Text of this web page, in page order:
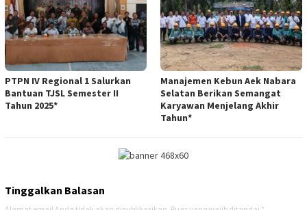
PTPN IV Regional 1 Salurkan
Bantuan TJSL Semester II
Tahun 2025*
Manajemen Kebun Aek Nabara
Selatan Berikan Semangat
Karyawan Menjelang Akhir
Tahun*
Tinggalkan Balasan